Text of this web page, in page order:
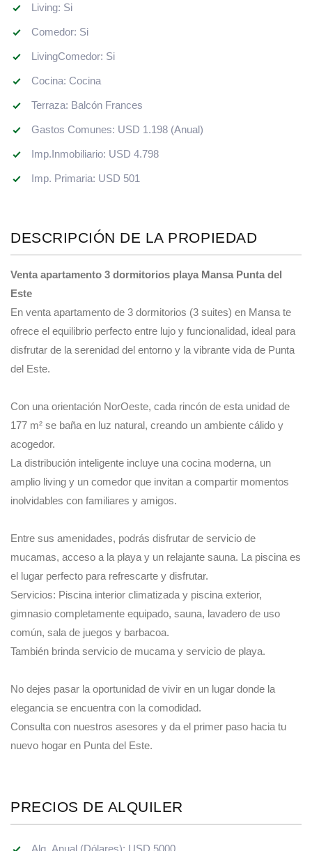
Living: Si
Comedor: Si
LivingComedor: Si
Cocina: Cocina
Terraza: Balcón Frances
Gastos Comunes: USD 1.198 (Anual)
Imp.Inmobiliario: USD 4.798
Imp. Primaria: USD 501
DESCRIPCIÓN DE LA PROPIEDAD
Venta apartamento 3 dormitorios playa Mansa Punta del
Este
En venta apartamento de 3 dormitorios (3 suites) en Mansa te
ofrece el equilibrio perfecto entre lujo y funcionalidad, ideal para
disfrutar de la serenidad del entorno y la vibrante vida de Punta
del Este.
Con una orientación NorOeste, cada rincón de esta unidad de
177 m² se baña en luz natural, creando un ambiente cálido y
acogedor.
La distribución inteligente incluye una cocina moderna, un
amplio living y un comedor que invitan a compartir momentos
inolvidables con familiares y amigos.
Entre sus amenidades, podrás disfrutar de servicio de
mucamas, acceso a la playa y un relajante sauna. La piscina es
el lugar perfecto para refrescarte y disfrutar.
Servicios: Piscina interior climatizada y piscina exterior,
gimnasio completamente equipado, sauna, lavadero de uso
común, sala de juegos y barbacoa.
También brinda servicio de mucama y servicio de playa.
No dejes pasar la oportunidad de vivir en un lugar donde la
elegancia se encuentra con la comodidad.
Consulta con nuestros asesores y da el primer paso hacia tu
nuevo hogar en Punta del Este.
PRECIOS DE ALQUILER
Alq. Anual (Dólares): USD 5000